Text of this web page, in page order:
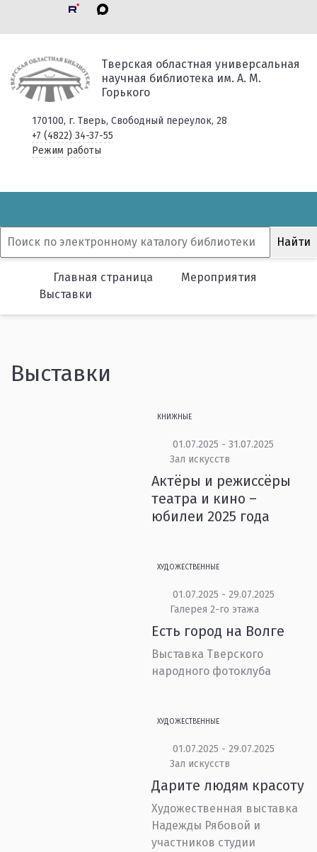
Тверская областная универсальная
научная библиотека им. А. М.
Горького
170100, г. Тверь, Свободный переулок, 28
+7 (4822) 34-37-55
Режим работы
Главная страница
Мероприятия
Выставки
Выставки
КНИЖНЫЕ
01.07.2025 - 31.07.2025
Зал искусств
Актёры и режиссёры
театра и кино –
юбилеи 2025 года
ХУДОЖЕСТВЕННЫЕ
01.07.2025 - 29.07.2025
Галерея 2-го этажа
Есть город на Волге
Выставка Тверского
народного фотоклуба
ХУДОЖЕСТВЕННЫЕ
01.07.2025 - 29.07.2025
Зал искусств
Дарите людям красоту
Художественная выставка
Надежды Рябовой и
участников студии